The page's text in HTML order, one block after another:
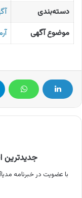
دسته‌بندی
موضوع آگهی
جدیدترین
با عضویت در خبرنامه